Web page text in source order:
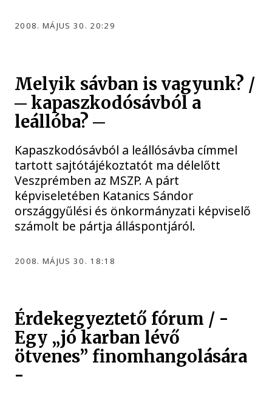
2008. MÁJUS 30. 20:29
Melyik sávban is vagyunk? /
─ kapaszkodósávból a
leállóba? ─
Kapaszkodósávból a leállósávba címmel
tartott sajtótájékoztatót ma délelőtt
Veszprémben az MSZP. A párt
képviseletében Katanics Sándor
országgyűlési és önkormányzati képviselő
számolt be pártja álláspontjáról.
2008. MÁJUS 30. 18:18
Érdekegyeztető fórum / -
Egy „jó karban lévő
ötvenes” finomhangolására
-